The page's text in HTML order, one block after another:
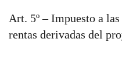
Art. 5º – Impuesto a
rentas derivadas del